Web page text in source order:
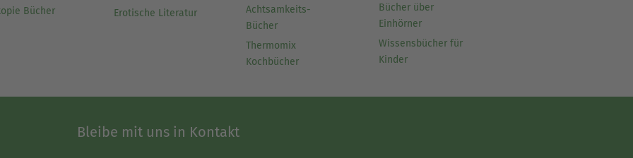
Bücher
Erotische Literatur
Achtsamkeits-
Bücher
Thermomix
Kochbücher
Bücher über
Einhörner
Wissensbücher für
Kinder
Bleibe mit uns in Kontakt